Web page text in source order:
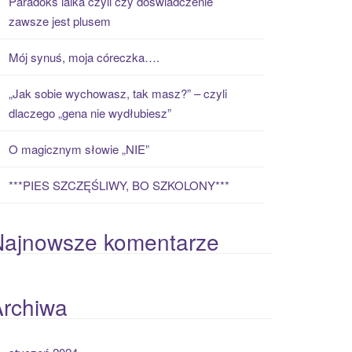
zawsze jest plusem
Mój synuś, moja córeczka….
„Jak sobie wychowasz, tak masz?” – czyli
dlaczego „gena nie wydłubiesz”
O magicznym słowie „NIE”
***PIES SZCZĘŚLIWY, BO SZKOLONY***
komentarze